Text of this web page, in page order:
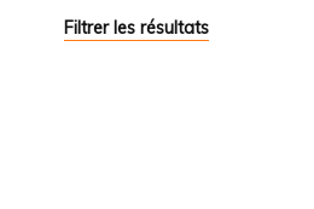
Filtrer les résultats